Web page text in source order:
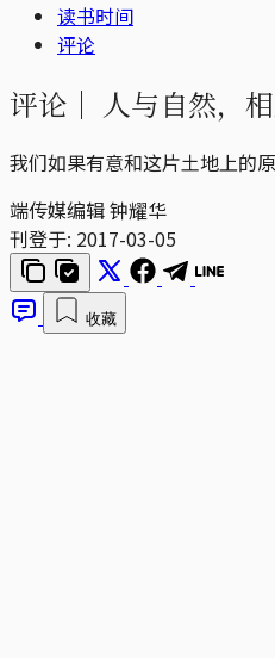
读书时间
评论
评论｜ 人与自然，
我们如果有意和这片土地上的
端传媒编辑 钟耀华
刊登于: 2017-03-05
收藏